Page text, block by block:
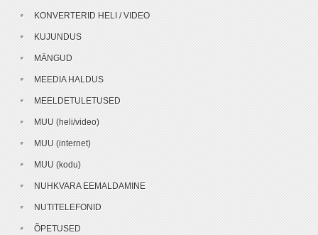
KONVERTERID HELI / VIDEO
KUJUNDUS
MÄNGUD
MEEDIA HALDUS
MEELDETULETUSED
MUU (heli/video)
MUU (internet)
MUU (kodu)
NUHKVARA EEMALDAMINE
NUTITELEFONID
ÕPETUSED